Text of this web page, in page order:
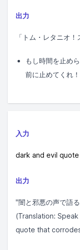
出力
「トム・レタニオ
もし時間を止め
前に止めてくれ！
入力
dark and evil quote
出力
"闇と邪悪の声で語
(Translation:
quote that